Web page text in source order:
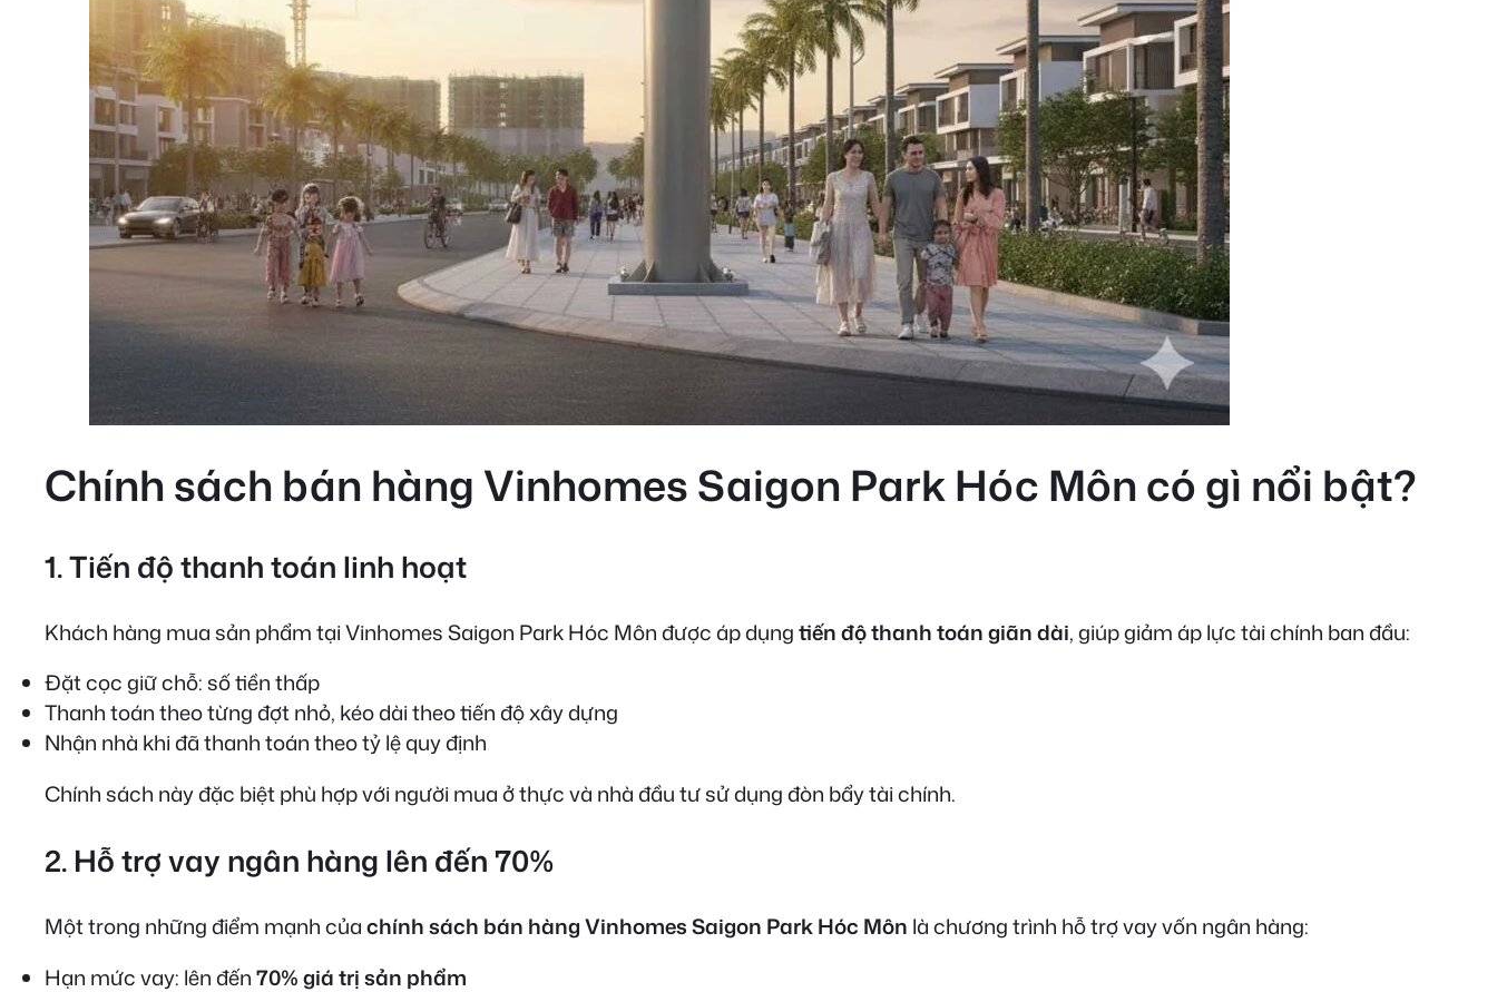
Chính sách bán hàng Vinhomes Saigon Park Hóc Môn có gì nổi bật?
1. Tiến độ thanh toán linh hoạt
Khách hàng mua sản phẩm tại Vinhomes Saigon Park Hóc Môn được áp dụngtiến độ thanh toán giãn dài, giúp giảm áp lực tài chính ban đầu:
Đặt cọc giữ chỗ: số tiền thấp
Thanh toán theo từng đợt nhỏ, kéo dài theo tiến độ xây dựng
Nhận nhà khi đã thanh toán theo tỷ lệ quy định
Chính sách này đặc biệt phù hợp với người mua ở thực và nhà đầu tư sử dụng đòn bẩy tài chính.
2. Hỗ trợ vay ngân hàng lên đến 70%
Một trong những điểm mạnh củachính sách bán hàng Vinhomes Saigon Park Hóc Môn là chương trình hỗ trợ vay vốn ngân hàng:
Hạn mức vay: lên đến70% giá trị sản phẩm